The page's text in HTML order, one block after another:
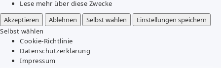
Lese mehr über diese Zwecke
Akzeptieren
Ablehnen Selbst wählen
Einstellungen speichern
Selbst wählen
Cookie-Richtlinie
Datenschutzerklärung
Impressum